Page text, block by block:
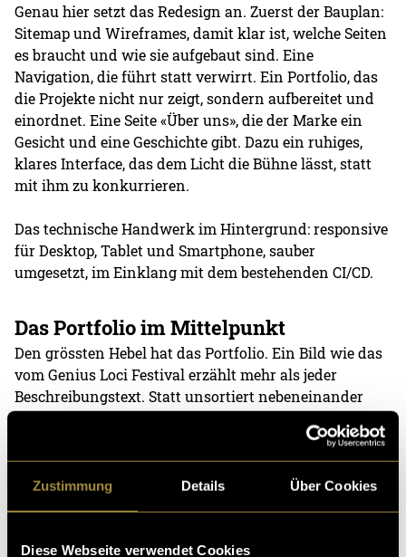
Zustimmung Details Über Cookies
Diese Webseite verwendet Cookies
Genau hier setzt das Redesign an. Zuerst der Bauplan:
Sitemap und Wireframes, damit klar ist, welche Seiten
es braucht und wie sie aufgebaut sind. Eine
Navigation, die führt statt verwirrt. Ein Portfolio, das
die Projekte nicht nur zeigt, sondern aufbereitet und
einordnet. Eine Seite «Über uns», die der Marke ein
Gesicht und eine Geschichte gibt. Dazu ein ruhiges,
klares Interface, das dem Licht die Bühne lässt, statt
mit ihm zu konkurrieren.
Das technische Handwerk im Hintergrund: responsive
für Desktop, Tablet und Smartphone, sauber
umgesetzt, im Einklang mit dem bestehenden CI/CD.
Das Portfolio im Mittelpunkt
Den grössten Hebel hat das Portfolio. Ein Bild wie das
vom Genius Loci Festival erzählt mehr als jeder
Beschreibungstext. Statt unsortiert nebeneinander
stehen die Projekte jetzt aufbereitet da, mit Kontext
und einer kurzen Erklärung des Systems sowie dem
Team dahinter. Wer auf die neue Seite kommt, sieht
zuerst, was möglich ist, und versteht danach, wie es
Impressionen aus den realisierten Projekten: